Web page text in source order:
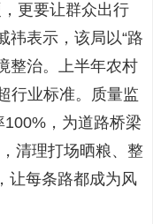
更要让群众出行
祎表示，该局以“路
整治。上半年农村
行业标准。质量监
，为道路桥梁
清理打场晒粮、整
让每条路都成为风